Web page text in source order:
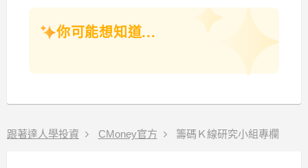
你可能想知道...
跟著達人學投資 CMoney官方 籌碼Ｋ線研究小組專欄